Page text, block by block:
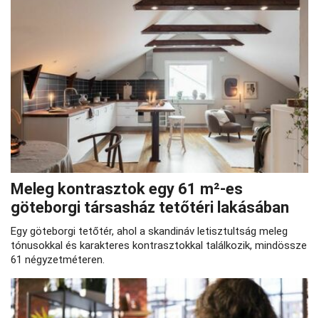
Meleg kontrasztok egy 61 m²-es
göteborgi társasház tetőtéri lakásában
Egy göteborgi tetőtér, ahol a skandináv letisztultság meleg
tónusokkal és karakteres kontrasztokkal találkozik, mindössze
61 négyzetméteren.